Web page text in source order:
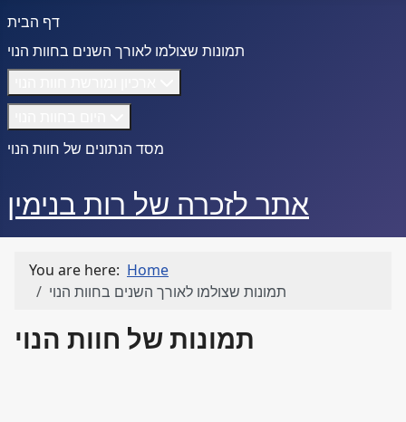
דף הבית
תמונות שצולמו לאורך השנים בחוות הנוי
מסד הנתונים של חוות הנוי
אתר לזכרה של רות בנימין
You are here: Home
תמונות שצולמו לאורך השנים בחוות הנוי
תמונות של חוות הנוי